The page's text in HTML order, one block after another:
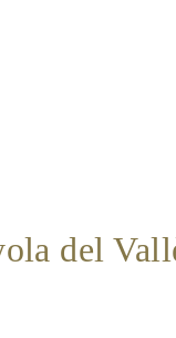
del